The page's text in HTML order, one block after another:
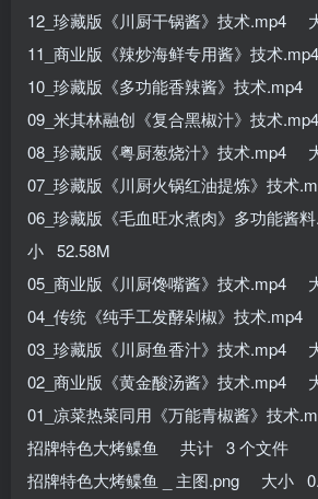
12_珍藏版《川厨干锅酱》技术.mp4
11_商业版《辣炒海鲜专用酱》技术
10_珍藏版《多功能香辣酱》技术
09_米其林融创《复合黑椒汁》技术
08_珍藏版《粤厨葱烧汁》技术.mp4
07_珍藏版《川厨火锅红油提炼》技
06_珍藏版《毛血旺水煮肉》多功能酱
小 52.58M
05_商业版《川厨馋嘴酱》技术.mp4
04_传统《纯手工发酵剁椒》技术
03_珍藏版《川厨鱼香汁》技术.mp4
02_商业版《黄金酸汤酱》技术.mp4
01_凉菜热菜同用《万能青椒酱》技
招牌特色大烤鲽鱼 共计 3 个文件
招牌特色大烤鲽鱼 _ 主图.png 大小